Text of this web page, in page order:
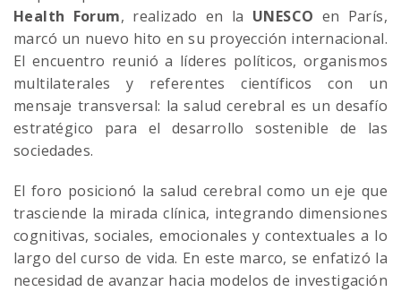
Health Forum, realizado en la UNESCO en París,
marcó un nuevo hito en su proyección internacional.
El encuentro reunió a líderes políticos, organismos
multilaterales y referentes científicos con un
mensaje transversal: la salud cerebral es un desafío
estratégico para el desarrollo sostenible de las
sociedades.
El foro posicionó la salud cerebral como un eje que
trasciende la mirada clínica, integrando dimensiones
cognitivas, sociales, emocionales y contextuales a lo
largo del curso de vida. En este marco, se enfatizó la
necesidad de avanzar hacia modelos de investigación